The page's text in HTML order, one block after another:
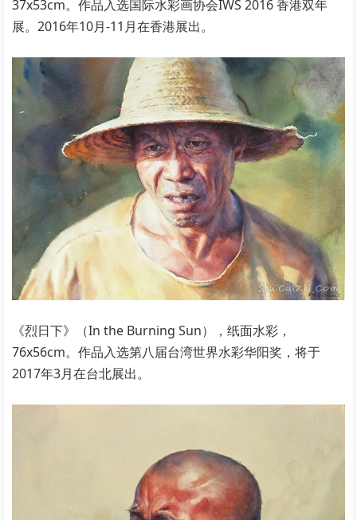
37x53cm。作品入选国际水彩画协会IWS 2016 香港双年
展。2016年10月-11月在香港展出。
《烈日下》（In the Burning Sun），纸面水彩，
76x56cm。作品入选第八届台湾世界水彩华阳奖，将于
2017年3月在台北展出。